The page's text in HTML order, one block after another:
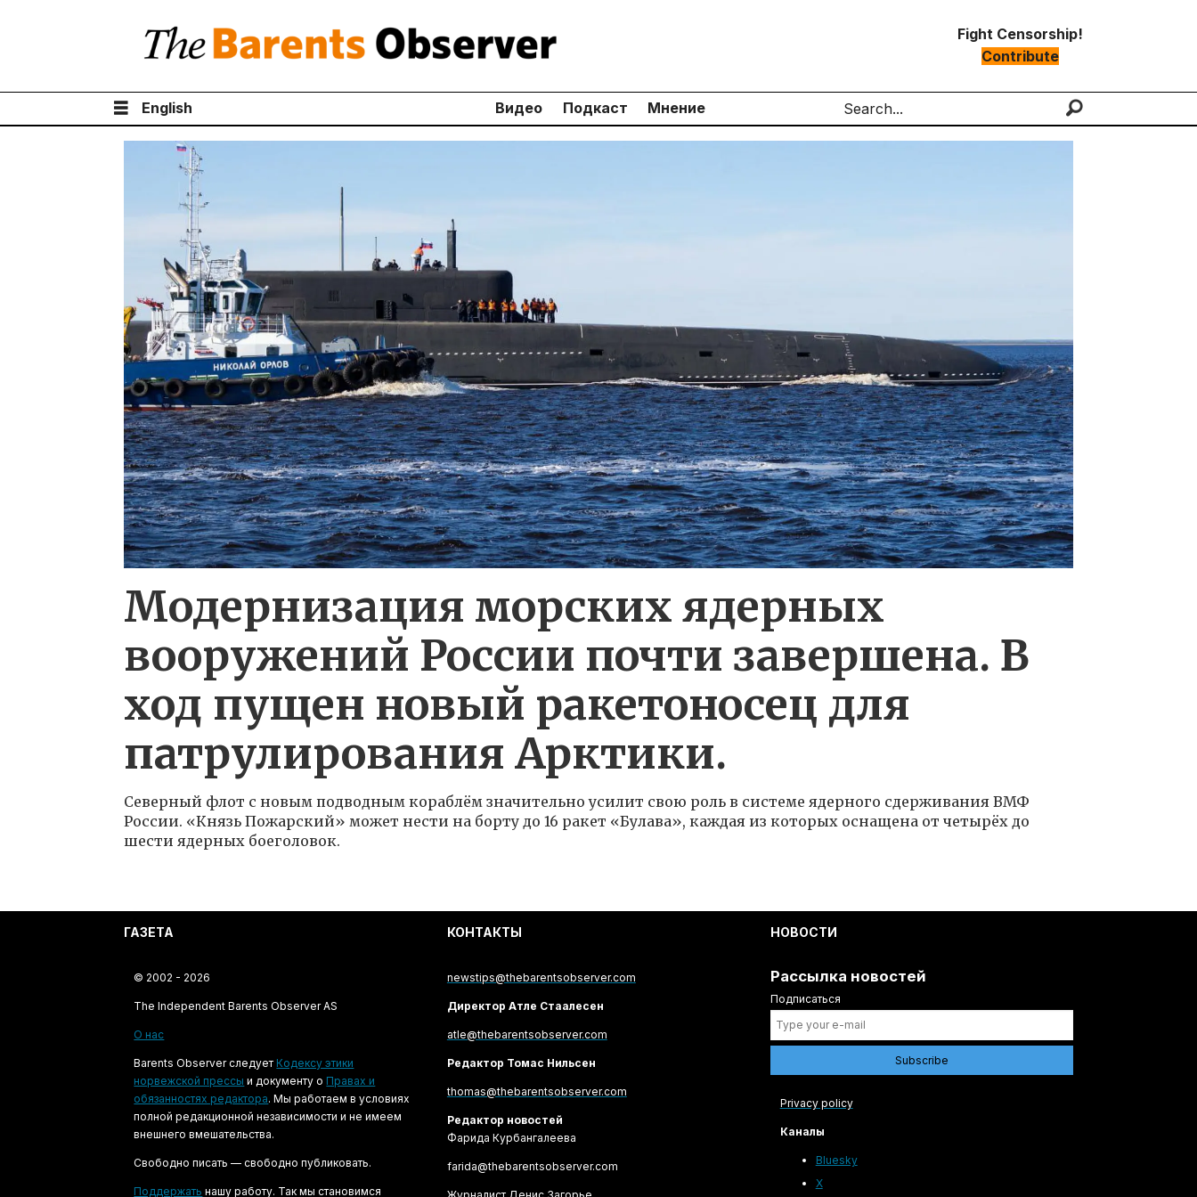
Fight Censorship!
Contribute
English Видео Подкаст Мнение
Search
ракета
Модернизация морских ядерных
вооружений России почти завершена. В
ход пущен новый ракетоносец для
патрулирования Арктики.
Северный флот с новым подводным кораблём значительно усилит свою роль в системе ядерного сдерживания ВМФ
России. «Князь Пожарский» может нести на борту до 16 ракет «Булава», каждая из которых оснащена от четырёх до
шести ядерных боеголовок.
ГАЗЕТА КОНТАКТЫ НОВОСТИ
© 2002 - 2026
The Independent Barents Observer AS
О нас
Barents Observer следует Кодексу этики
норвежской прессы и документу о Правах и
обязанностях редактора. Мы работаем в условиях
полной редакционной независимости и не имеем
внешнего вмешательства.
Свободно писать — свободно публиковать.
Поддержать нашу работу. Так мы становимся
newstips@thebarentsobserver.com
Директор Атле Стаалесен
atle@thebarentsobserver.com
Редактор Томас Нильсен
thomas@thebarentsobserver.com
Редактор новостей
Фарида Курбангалеева
farida@thebarentsobserver.com
Рассылка новостей
Подписаться
Privacy policy
Каналы
Bluesky
X